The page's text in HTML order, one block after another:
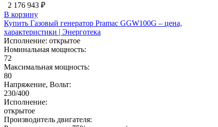
2 176 943 ₽
В корзину
Купить Газовый генератор Pramac GGW100G – цена,
характеристики | Энерготека
Исполнение: открытое
Номинальная мощность:
72
Максимальная мощность:
80
Напряжение, Вольт:
230/400
Исполнение:
открытое
Производитель двигателя: